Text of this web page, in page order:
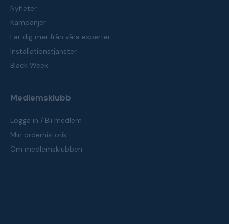
Nyheter
Kampanjer
Lär dig mer från våra experter
Installationstjänster
Black Week
Medlemsklubb
Logga in / Bli medlem
Min orderhistorik
Om medlemsklubben